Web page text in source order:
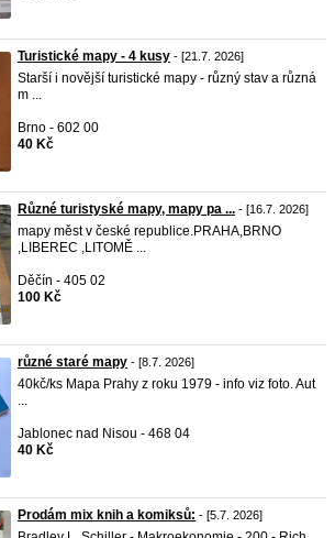
Turistické mapy - 4 kusy - [21.7. 2026]
Starší i novější turistické mapy - různý stav a různá
m ...
Brno - 602 00
40 Kč
Různé turistyské mapy, mapy pa ... - [16.7. 2026]
mapy měst v české republice.PRAHA,BRNO
,LIBEREC ,LITOMĚ ...
Děčín - 405 02
100 Kč
různé staré mapy - [8.7. 2026]
40kč/ks Mapa Prahy z roku 1979 - info viz foto. Aut
...
Jablonec nad Nisou - 468 04
40 Kč
Prodám mix knih a komiksů: - [5.7. 2026]